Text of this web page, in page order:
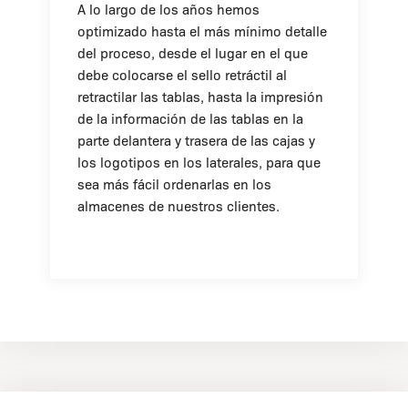
A lo largo de los años hemos
optimizado hasta el más mínimo detalle
del proceso, desde el lugar en el que
debe colocarse el sello retráctil al
retractilar las tablas, hasta la impresión
de la información de las tablas en la
parte delantera y trasera de las cajas y
los logotipos en los laterales, para que
sea más fácil ordenarlas en los
almacenes de nuestros clientes.